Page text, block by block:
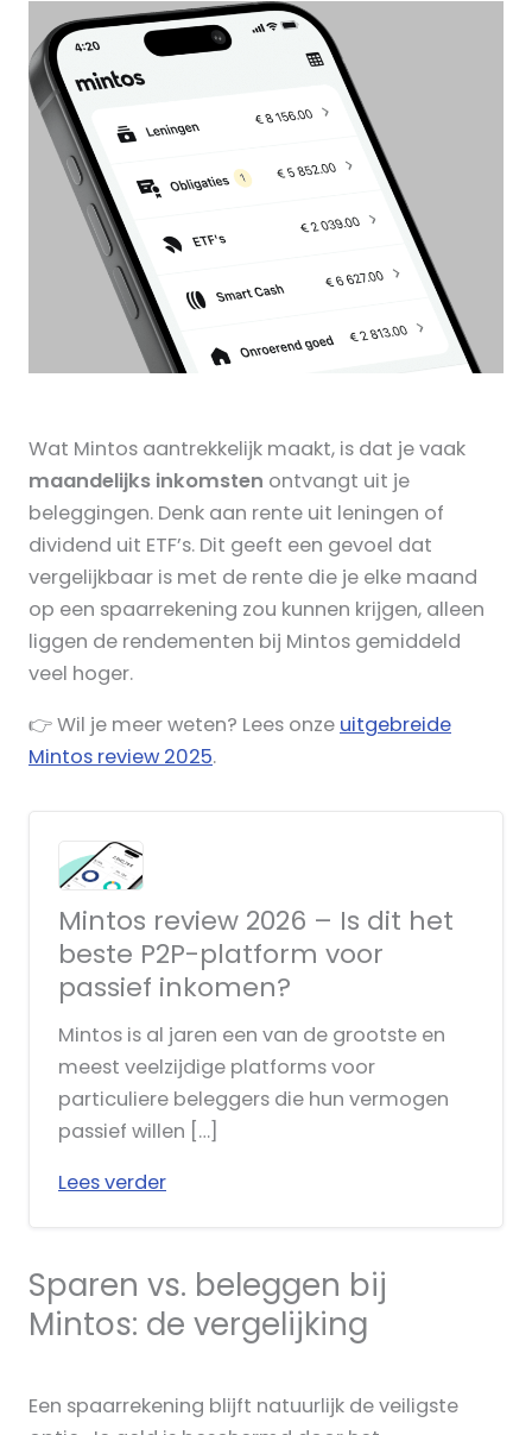
Wat Mintos aantrekkelijk maakt, is dat je vaak
maandelijks inkomsten ontvangt uit je
beleggingen. Denk aan rente uit leningen of
dividend uit ETF’s. Dit geeft een gevoel dat
vergelijkbaar is met de rente die je elke maand
op een spaarrekening zou kunnen krijgen, alleen
liggen de rendementen bij Mintos gemiddeld
veel hoger.
👉 Wil je meer weten? Lees onze uitgebreide
Mintos review 2025.
Mintos review 2026 – Is dit het
beste P2P-platform voor
passief inkomen?
Mintos is al jaren een van de grootste en
meest veelzijdige platforms voor
particuliere beleggers die hun vermogen
passief willen […]
Lees verder
Sparen vs. beleggen bij
Mintos: de vergelijking
Een spaarrekening blijft natuurlijk de veiligste